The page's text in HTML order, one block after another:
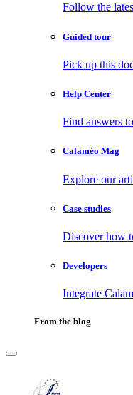
Follow the
Guided tour
Pick up this
Help Center
Find answers
Calaméo Mag
Explore our
Case studies
Discover how
Developers
Integrate
From the blog